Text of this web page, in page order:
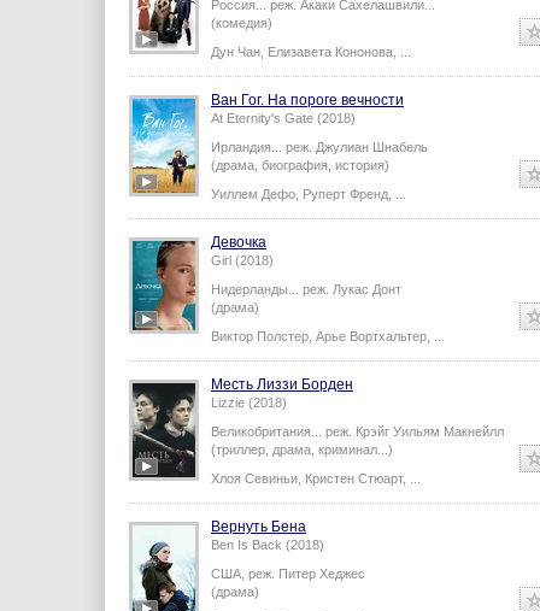
Россия... реж. Акаки Сахелашвили
(комедия)
Дун Чан Елизавета Кононова
Ван Гог. На пороге вечности
At Eternity's Gate (2018)
Ирландия... реж. Джулиан Шнабель
(драма, биография, история)
Уиллем Дефо Руперт Френд
Девочка
Girl (2018)
Нидерланды... реж. Лукас Донт
(драма)
Виктор Полстер Арье Вортхальтер
Месть Лиззи Борден
Lizzie (2018)
Великобритания... реж. Крэйг Уильям Макнейлл
(триллер, драма, криминал...)
Хлоя Севиньи Кристен Стюарт,
Вернуть Бена
Ben Is Back (2018)
США, реж. Питер Хеджес
(драма)